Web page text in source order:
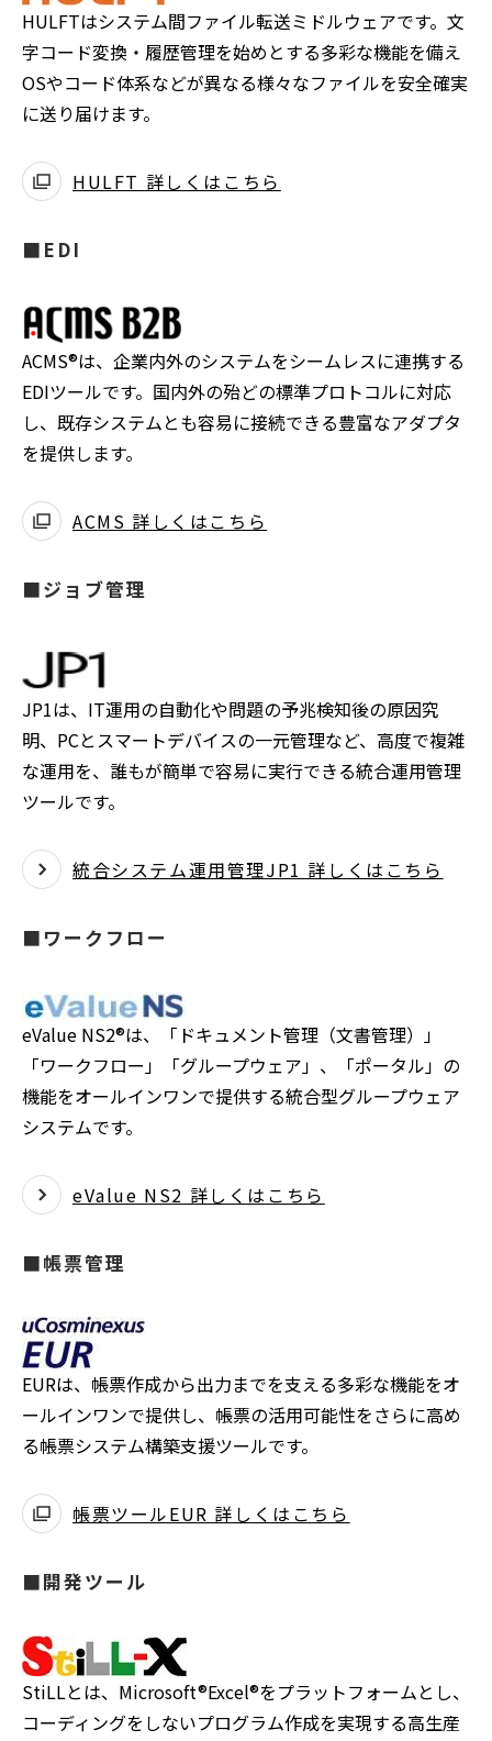
HULFTはシステム間ファイル転送ミドルウェアです。文
字コード変換・履歴管理を始めとする多彩な機能を備え
OSやコード体系などが異なる様々なファイルを安全確実
に送り届けます。
HULFT 詳しくはこちら
■EDI
ACMS®は、企業内外のシステムをシームレスに連携する
EDIツールです。国内外の殆どの標準プロトコルに対応
し、既存システムとも容易に接続できる豊富なアダプタ
を提供します。
ACMS 詳しくはこちら
■ジョブ管理
JP1は、IT運用の自動化や問題の予兆検知後の原因究
明、PCとスマートデバイスの一元管理など、高度で複雑
な運用を、誰もが簡単で容易に実行できる統合運用管理
ツールです。
統合システム運用管理JP1 詳しくはこちら
■ワークフロー
eValue NS2®は、「ドキュメント管理（文書管理）」
「ワークフロー」「グループウェア」、「ポータル」の
機能をオールインワンで提供する統合型グループウェア
システムです。
eValue NS2 詳しくはこちら
■帳票管理
EURは、帳票作成から出力までを支える多彩な機能をオ
ールインワンで提供し、帳票の活用可能性をさらに高め
る帳票システム構築支援ツールです。
帳票ツールEUR 詳しくはこちら
■開発ツール
StiLLとは、Microsoft®Excel®をプラットフォームとし、
コーディングをしないプログラム作成を実現する高生産